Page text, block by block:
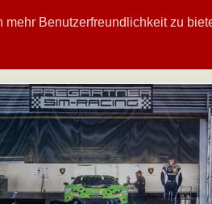
Benutzerfreundlichkeit zu